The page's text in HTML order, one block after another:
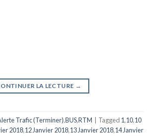
LA LECTURE →
Trafic (Terminer),BUS,RTM Tagged 1,10,10
2018,12 Janvier 2018,13 Janvier 2018,14 Janvier